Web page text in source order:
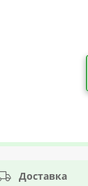
Доставка